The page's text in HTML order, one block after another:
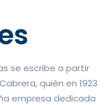
se escribe a partir
quién en 1923
empresa dedicada